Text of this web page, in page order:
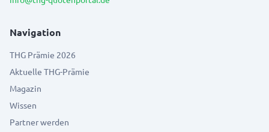
Navigation
THG Prämie 2026
Aktuelle THG-Prämie
Magazin
Wissen
Partner werden